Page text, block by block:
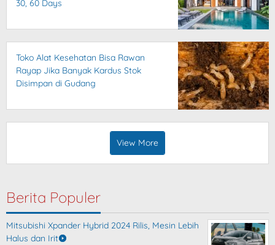
30, 60 Days
Toko Alat Kesehatan Bisa Rawan
Rayap Jika Banyak Kardus Stok
Disimpan di Gudang
View More
Berita Populer
Mitsubishi Xpander Hybrid 2024 Rilis, Mesin Lebih
Halus dan Irit